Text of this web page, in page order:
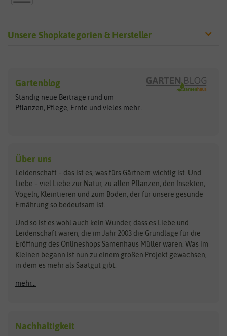
Unsere Shopkategorien & Hersteller
Exotische Samen
Gemüsesamen
Gründünger
Kräutersamen
Obstsamen
Pilzbrut
Rasensamen
Steckzwiebeln
Zimmer & Kübelpflanzen
Kataloge
Schnäppchen
Anzucht & Gartenzubehör
Anzuchtschalen
Heizmatte & Heizkabel
Arche Noah
ASB Greenworld
Benary
Bingenheimer Saatgut
Bionana
BIOWOL
Blumicorn
Bûten Birds
Carl Pabst
Clever Pots
COMPO
Dürr-Samen
Feldsaaten Freudenberger
Fertil
Flora Elite
Gartenblog
Ständig neue Beiträge rund um
Pflanzen, Pflege, Ernte und vieles mehr...
Über uns
Leidenschaft – das ist es, was fürs Gärtnern wichtig ist. Und
Liebe – viel Liebe zur Natur, zu allen Pflanzen, den Insekten,
Vögeln, Kleintieren und zum Boden, der für unsere gesunde
Ernährung so bedeutsam ist.
Und so ist es wohl auch kein Wunder, dass es Liebe und
Leidenschaft waren, die im Jahr 2003 die Grundlage für die
Eröffnung des Onlineshops Samenhaus Müller waren. Was im
Kleinen begann ist nun zu einem großen Projekt gewachsen,
in dem es mehr als Saatgut gibt.
mehr...
Nachhaltigkeit